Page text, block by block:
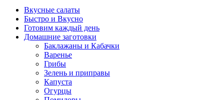
Вкусные салаты
Быстро и Вкусно
Готовим каждый день
Домашние заготовки
Баклажаны и Кабачки
Варенье
Грибы
Зелень и приправы
Капуста
Огурцы